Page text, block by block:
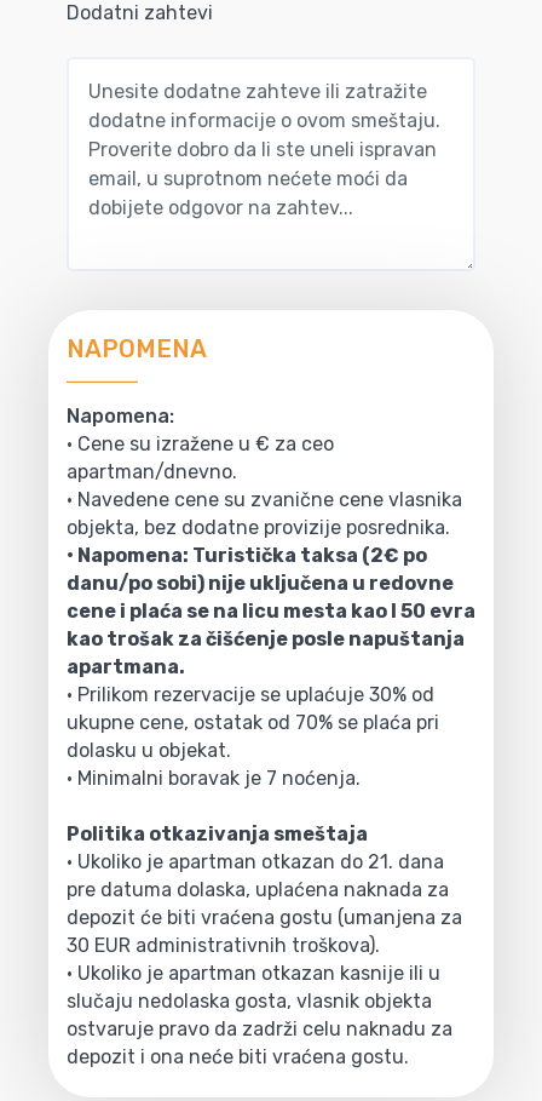
Dodatni zahtevi
NAPOMENA
Napomena:
• Cene su izražene u € za ceo
apartman/dnevno.
• Navedene cene su zvanične cene vlasnika
objekta, bez dodatne provizije posrednika.
• Napomena: Turistička taksa (2€ po
danu/po sobi) nije uključena u redovne
cene i plaća se na licu mesta kao I 50 evra
kao trošak za čišćenje posle napuštanja
apartmana.
• Prilikom rezervacije se uplaćuje 30% od
ukupne cene, ostatak od 70% se plaća pri
dolasku u objekat.
• Minimalni boravak je 7 noćenja.
Politika otkazivanja smeštaja
• Ukoliko je apartman otkazan do 21. dana
pre datuma dolaska, uplaćena naknada za
depozit će biti vraćena gostu (umanjena za
30 EUR administrativnih troškova).
• Ukoliko je apartman otkazan kasnije ili u
slučaju nedolaska gosta, vlasnik objekta
ostvaruje pravo da zadrži celu naknadu za
depozit i ona neće biti vraćena gostu.